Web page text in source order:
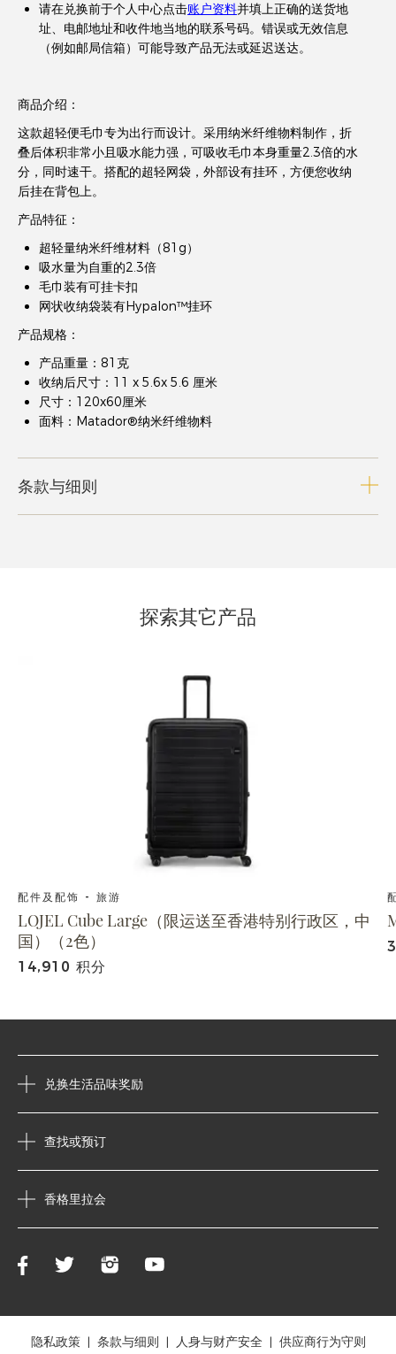
请在兑换前于个人中心点击账户资料并填上正确的送货地
址、电邮地址和收件地当地的联系号码。错误或无效信息
（例如邮局信箱）可能导致产品无法或延迟送达。
商品介绍：
这款超轻便毛巾专为出行而设计。采用纳米纤维物料制作，折
叠后体积非常小且吸水能力强，可吸收毛巾本身重量2.3倍的水
分，同时速干。搭配的超轻网袋，外部设有挂环，方便您收纳
后挂在背包上。
产品特征：
超轻量纳米纤维材料（81g）
吸水量为自重的2.3倍
毛巾装有可挂卡扣
网状收纳袋装有Hypalon™挂环
产品规格：
产品重量：81克
收纳后尺寸：11 x 5.6x 5.6 厘米
尺寸：120x60厘米
面料：Matador®纳米纤维物料
条款与细则
探索其它产品
配件及配饰 - 旅游
LOJEL Cube Large（限运送至香港特别行政区，中
国）（2色）
14,910 积分
兑换生活品味奖励
查找或预订
香格里拉会
隐私政策 条款与细则 人身与财产安全 供应商行为守则